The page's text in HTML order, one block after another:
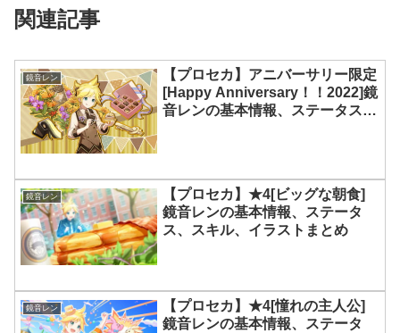
関連記事
鏡音レン
【プロセカ】アニバーサリー限定
[Happy Anniversary！！2022]鏡
音レンの基本情報、ステータス、
鏡音レン
【プロセカ】★4[ビッグな朝食]
鏡音レンの基本情報、ステータ
ス、スキル、イラストまとめ
鏡音レン
【プロセカ】★4[憧れの主人公]
鏡音レンの基本情報、ステータ